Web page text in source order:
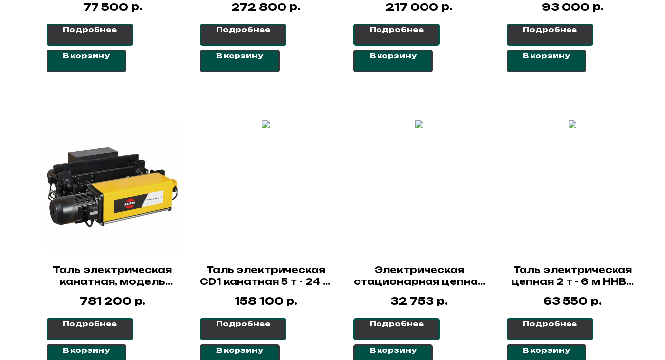
77 500 р.
Подробнее
В корзину
272 800 р.
Подробнее
В корзину
217 000 р.
Подробнее
В корзину
93 000 р.
Подробнее
В корзину
Таль электрическая
канатная, модель
LS2.RR 4/1, УСВ, SAIZEN
781 200 р.
Подробнее
В корзину
Таль электрическая
CD1 канатная 5 т - 24 м
158 100 р.
Подробнее
В корзину
Электрическая
стационарная цепная
10120
32 753 р.
Подробнее
В корзину
Таль электрическая
цепная 2 т - 6 м ННВ2
63 550 р.
Подробнее
В корзину